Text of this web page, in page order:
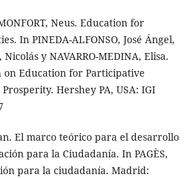
Neus. Education for
In PINEDA-ALFONSO, José Ángel,
Nicolás y NAVARRO-MEDINA, Elisa.
on Education for Participative
Hershey PA, USA: IGI
El marco teórico para el desarrollo
para la Ciudadanía. In PAGÈS,
para la ciudadanía. Madrid: